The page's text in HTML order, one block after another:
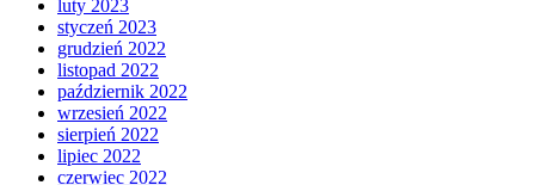
luty 2023
styczeń 2023
grudzień 2022
listopad 2022
październik 2022
wrzesień 2022
sierpień 2022
lipiec 2022
czerwiec 2022